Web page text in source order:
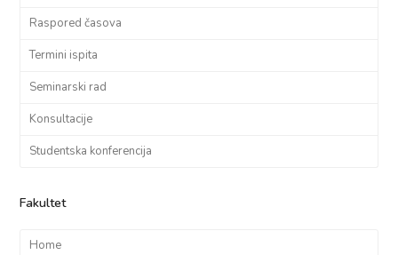
Raspored časova
Termini ispita
Seminarski rad
Konsultacije
Studentska konferencija
Fakultet
Home